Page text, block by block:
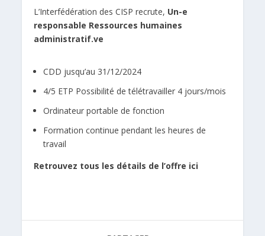
L’Interfédération des CISP recrute, Un-e
responsable Ressources humaines
administratif.ve
CDD jusqu’au 31/12/2024
4/5 ETP Possibilité de télétravailler 4 jours/mois
Ordinateur portable de fonction
Formation continue pendant les heures de
travail
Retrouvez tous les détails de l’offre ici